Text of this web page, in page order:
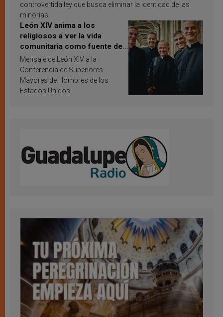
controvertida ley que busca eliminar la identidad de las
minorías.
León XIV anima a los
religiosos a ver la vida
comunitaria como fuente de
inspiración y santificación
Mensaje de León XIV a la
Conferencia de Superiores
Mayores de Hombres de los
Estados Unidos